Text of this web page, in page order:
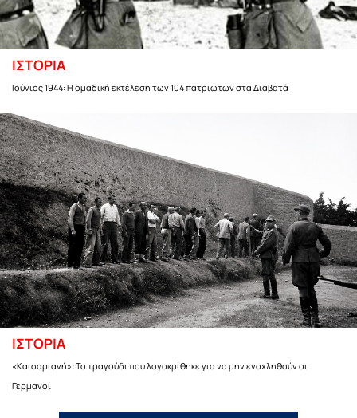
ΙΣΤΟΡΙΑ
Ιούνιος 1944: Η ομαδική εκτέλεση των 104 πατριωτών στα Διαβατά
ΙΣΤΟΡΙΑ
«Καισαριανή»: Το τραγούδι που λογοκρίθηκε για να μην ενοχληθούν οι
Γερμανοί